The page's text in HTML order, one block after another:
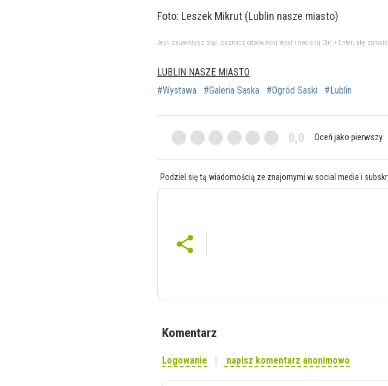
Foto: Leszek Mikrut (Lublin nasze miasto)
Jeśli zauważysz błąd, zaznacz odpowiedni tekst i naciśnij Ctrl + Enter, aby
LUBLIN NASZE MIASTO
#Wystawa
#Galeria Saska #Ogród Saski #Lublin
0,0 Oceń jako pierwszy
Podziel się tą wiadomością ze znajomymi w social media i
Komentarz
Logowanie napisz komentarz anonimowo